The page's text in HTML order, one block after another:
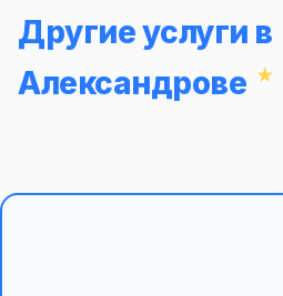
Другие услуги в
Александрове